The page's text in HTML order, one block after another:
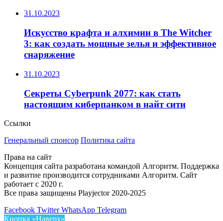
31.10.2023
Искусство крафта и алхимии в The Witcher
3: как создать мощные зелья и эффективное
снаряжение
31.10.2023
Секреты Cyberpunk 2077: как стать
настоящим киберпанком в найт сити
Ссылки
Генеральный спонсор Политика сайта
Права на сайт
Концепция сайта разработана командой Алгоритм. Поддержка
и развитие производится сотрудниками Алгоритм. Сайт
работает с 2020 г.
Все права защищены Playjector 2020-2025
Facebook Twitter WhatsApp Telegram
Кнопка «Наверх»